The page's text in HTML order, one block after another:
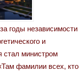
годы независимости
и
стал министром
фамилии всех, кто